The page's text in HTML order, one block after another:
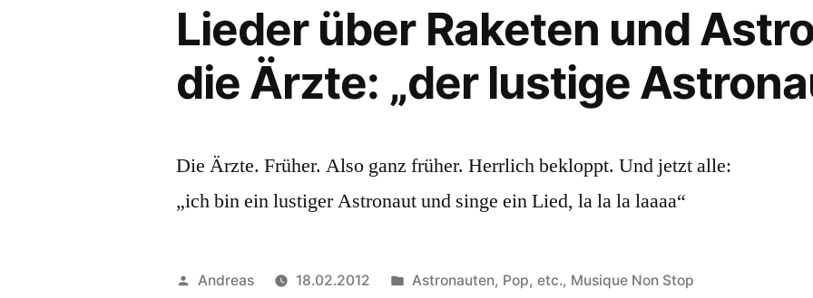
me
to
the
Moon
Lieder über Raketen und
die Ärzte: „der lustige
Die Ärzte. Früher. Also ganz früher. Herrlich bekloppt. Und jetzt alle:
„ich bin ein lustiger Astronaut und singe ein Lied, la la la laaaa“
Veröffentlicht
Andreas 18.02.2012
Veröffentlicht
Astronauten, Pop, etc., Musique Non Stop